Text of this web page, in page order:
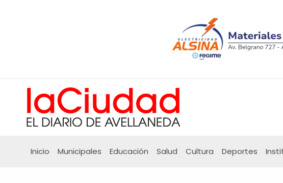
Inicio Municipales Educación Salud Cultura Deportes